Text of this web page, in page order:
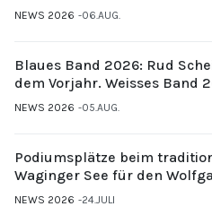
NEWS 2026 06.AUG.
Blaues Band 2026: Rud
dem Vorjahr. Weisses Band
NEWS 2026 05.AUG.
Podiumsplätze beim
Waginger See für den
NEWS 2026 24.JULI